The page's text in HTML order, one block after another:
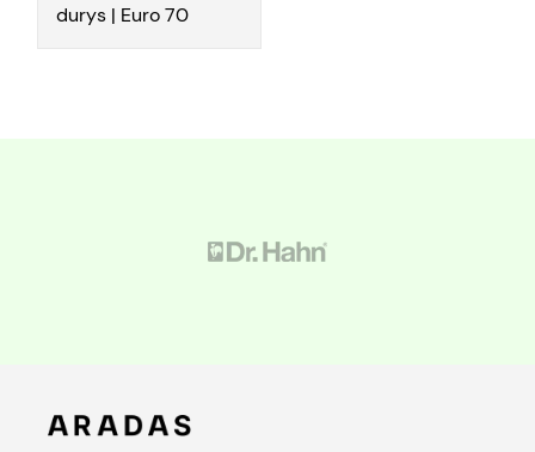
durys | Euro 70